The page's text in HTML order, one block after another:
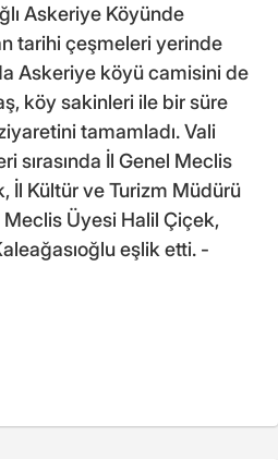
Askeriye Köyünde
tarihi çeşmeleri yerinde
Askeriye köyü camisini de
köy sakinleri ile bir süre
tamamladı. Vali
sırasında İl Genel Meclis
İl Kültür ve Turizm Müdürü
Meclis Üyesi Halil Çiçek,
eşlik etti. -